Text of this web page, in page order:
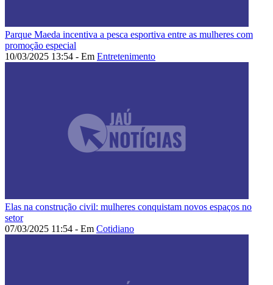
Parque Maeda incentiva a pesca esportiva entre as mulheres com
promoção especial
10/03/2025 13:54 - Em Entretenimento
Elas na construção civil: mulheres conquistam novos espaços no
setor
07/03/2025 11:54 - Em Cotidiano